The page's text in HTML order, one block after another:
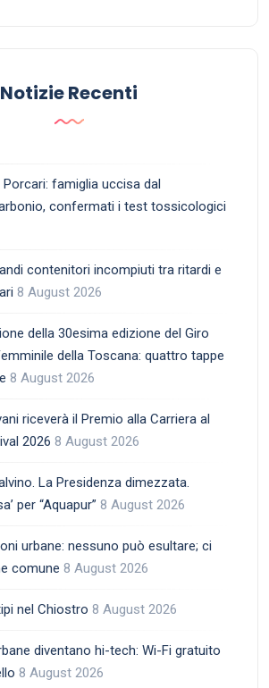
Notizie Recenti
Porcari: famiglia uccisa dal
confermati i test tossicologici
contenitori incompiuti tra ritardi e
8 August 2026
della 30esima edizione del Giro
della Toscana: quattro tappe
8 August 2026
riceverà il Premio alla Carriera al
2026 8 August 2026
La Presidenza dimezzata.
per “Aquapur” 8 August 2026
urbane: nessuno può esultare; ci
comune 8 August 2026
nel Chiostro 8 August 2026
diventano hi-tech: Wi-Fi gratuito
8 August 2026